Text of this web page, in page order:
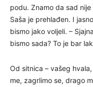
podu. Znamo da sad
Saša je prehlađen. I
bismo jako voljeli. –
bismo sada? To je bar
Od sitnica – vašeg
me, zagrlimo se, drago